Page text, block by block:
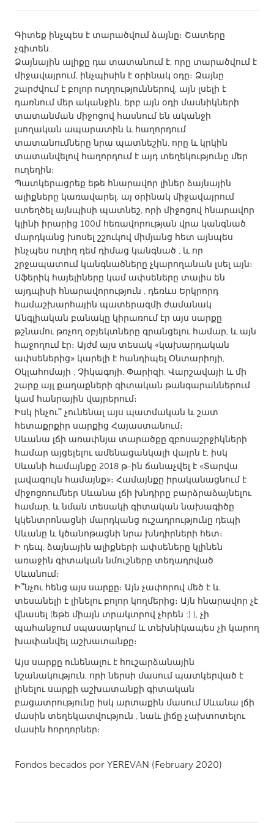
Amherstburg
Kitchener-Waterloo
New Glasgow
Newmarket
Ottawa
South Shore
Toronto
MALAYSIA
Kuala Lumpur
NETHERLANDS
Leiden
Rotterdam
Utrecht
QATAR
Qatar
SINGAPORE
Singapore
UNITED KINGDOM
Glasgow
UNITED STATES
Ann Arbor, MI
Austin, TX
Baltimore, MD
Boston, MA
Burlingame-San Mateo, CA
Cass Clay
Chicago, IL
Cleveland, OH
Detroit, MI
Durham, NC
Gainesville, FL
Georgetown, MA
Gloucester, MA
Hamilton-Wenham, MA
Ipswich, MA
Key West, FL
Los Angeles, CA
Miami, FL
New York City, NY
Newburgh, NY
Newburyport, MA
North Minneapolis, MN
Oahu, HI
Orlando, FL
Peekskill, NY
Philadelphia, PA
Pittsburgh, PA
Rockport, MA
San Antonio, TX
Գիտեք ինչպես է տարածվում ձայնը։ Շատերը
չգիտեն․․
Ձայնային ալիքը դա տատանում է, որը տարածվում է
միջավայրում, ինչպիսին է օրինակ օդը։ Ձայնը
շարժվում է բոլոր ուղղություններով, այն լսելի է
դառնում մեր ականջին, երբ այն օդի մասնիկների
տատանման միջոցով հասնում են ականջի
լսողական ապարատին և հաղորդում
տատանումները նրա պատնեշին, որը և կրկին
տատանվելով հաղորդում է այդ տեղեկությունը մեր
ուղեղին։
Պատկերացրեք եթե հնարավոր լիներ ձայնային
ալիքները կառավարել, այ օրինակ միջավայրում
ստեղծել այնպիսի պատնեշ, որի միջոցով հնարավոր
կլինի իրարից 100մ հեռավորության վրա կանգնած
մարդկանց խոսել շշուկով միմյանց հետ այնպես
ինչպես ուղիղ դեմ դիմաց կանգնած , և որ
շրջապատում կանգնածները չկարողանան լսել այն։
Սֆերիկ հայելիները կամ ափսեները տալիս են
այդպիսի հնարավորություն , դեռևս Երկրորդ
համաշխարհային պատերազմի ժամանակ
Անգլիական բանակը կիրառում էր այս սարքը
թշնամու թռչող օբյեկտները գրանցելու համար, և այն
հաջողում էր։ Այժմ այս տեսակ «կախարդական
ափսեներից» կարելի է հանդիպել Օնտարիոյի,
Օկլահոմայի , Չիկագոյի, Փարիզի, Վարշավայի և մի
շարք այլ քաղաքների գիտական թանգարաններում
կամ հանրային վայրերում։
Իսկ ինչու՞ չունենալ այս պատմական և շատ
հետաքրքիր սարքից Հայաստանում։
Սևանա լճի առափնյա տարածքը զբոսաշրջիկների
համար այցելելու ամենացանկալի վայրն է, իսկ
Սևանի համայնքը 2018 թ-ին ճանաչվել է «Տարվա
լավագույն համայնք»։ Համայնքը իրականացնում է
միջոցռումներ Սևանա լճի խնդիրը բարձրաձայնելու
համար, և նման տեսակի գիտական նախագիծը
կկենտրոնացնի մարդկանց ուշադրությունը դեպի
Սևանը և կծանոթացնի նրա խնդիրների հետ։
Ի դեպ, ձայնային ալիքների ափսեները կլինեն
առաջին գիտական նմուշները տեղադրված
Սևանում։
Ի՞նչու հենց այս սարքը։ Այն չափորով մեծ է և
տեսանելի է լինելու բոլոր կողմերից։ Այն հնարավոր չէ
վնասել (եթե միայն տրակտրով չհրեն :) ), չի
պահանջում սպասարկում և տեխնիկապես չի կարող
խափանվել աշխատանքը։
Այս սարքը ունենալու է հուշարձանային
նշանակություն, որի ներսի մասում պատկերված է
լինելու սարքի աշխատանքի գիտական
բացատրությունը իսկ արտաքին մասում Սևանա լճի
մասին տեղեկատվություն , նաև լիճը չախտոտելու
մասին հորդորներ։
Fondos becados por YEREVAN (February 2020)